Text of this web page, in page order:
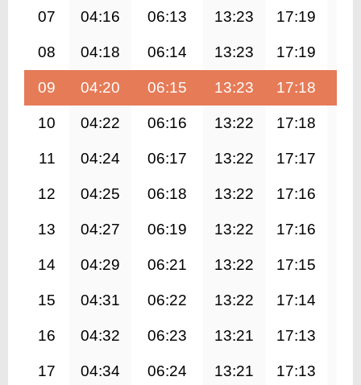
07 04:16 06:13 13:23 17:19
08 04:18 06:14 13:23 17:19
09 04:20 06:15 13:23 17:18
10 04:22 06:16 13:22 17:18
11 04:24 06:17 13:22 17:17
12 04:25 06:18 13:22 17:16
13 04:27 06:19 13:22 17:16
14 04:29 06:21 13:22 17:15
15 04:31 06:22 13:22 17:14
16 04:32 06:23 13:21 17:13
17 04:34 06:24 13:21 17:13